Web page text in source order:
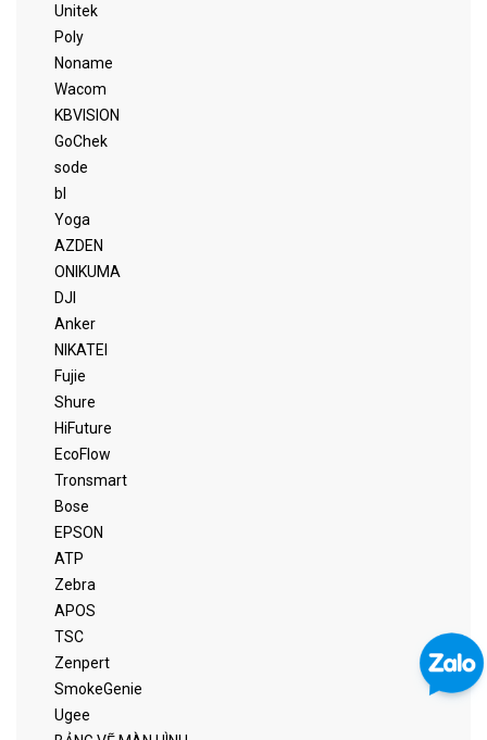
Unitek
Poly
Noname
Wacom
KBVISION
GoChek
sode
bl
Yoga
AZDEN
ONIKUMA
DJI
Anker
NIKATEI
Fujie
Shure
HiFuture
EcoFlow
Tronsmart
Bose
EPSON
ATP
Zebra
APOS
TSC
Zenpert
SmokeGenie
Ugee